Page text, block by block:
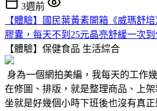
3週前
【體驗】國民葉黃素開箱《威瑪舒
膠囊，每天不到25元晶亮舒緩一次到
【體驗】保健食品 生活綜合
身為一個網拍美編，我每天的工作
在修圖、排版，就是整理商品、上
坐就是好幾個小時下班後也沒有真